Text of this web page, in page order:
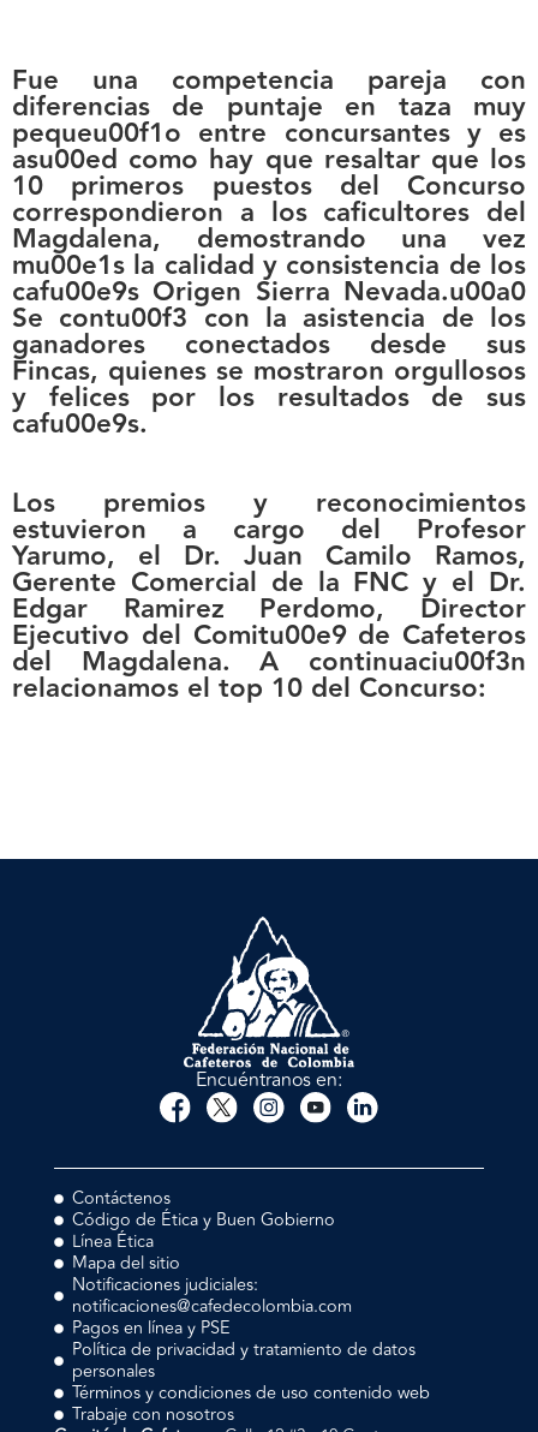
Fue una competencia pareja con
diferencias de puntaje en taza muy
pequeu00f1o entre concursantes y es
asu00ed como hay que resaltar que los
10 primeros puestos del Concurso
correspondieron a los caficultores del
Magdalena, demostrando una vez
mu00e1s la calidad y consistencia de los
cafu00e9s Origen Sierra Nevada.u00a0
Se contu00f3 con la asistencia de los
ganadores conectados desde sus
Fincas, quienes se mostraron orgullosos
y felices por los resultados de sus
cafu00e9s.
Los premios y reconocimientos
estuvieron a cargo del Profesor
Yarumo, el Dr. Juan Camilo Ramos,
Gerente Comercial de la FNC y el Dr.
Edgar Ramirez Perdomo, Director
Ejecutivo del Comitu00e9 de Cafeteros
del Magdalena. A continuaciu00f3n
relacionamos el top 10 del Concurso:
Encuéntranos en:
Contáctenos
Código de Ética y Buen Gobierno
Línea Ética
Mapa del sitio
Notificaciones judiciales:
notificaciones@cafedecolombia.com
Pagos en línea y PSE
Política de privacidad y tratamiento de datos
personales
Términos y condiciones de uso contenido web
Trabaje con nosotros